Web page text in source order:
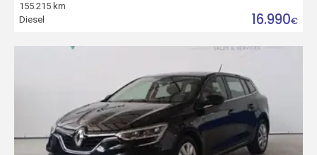
155.215 km
Diesel
16.990€